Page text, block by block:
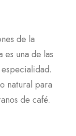
de la
es una de las
natural para
de café.